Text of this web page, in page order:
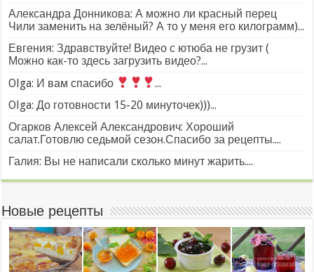
Александра Донникова: А можно ли красный перец
Чили заменить на зелёный? А то у меня его килограмм)...
Евгения: Здравствуйте! Видео с ютюба не грузит (
Можно как-то здесь загрузить видео?...
Olga: И вам спасибо
...
Olga: До готовности 15-20 минуточек)))...
Огарков Алексей Александрович: Хороший
салат.Готовлю седьмой сезон.Спасибо за рецепты....
Галия: Вы не написали сколько минут жарить....
Новые рецепты